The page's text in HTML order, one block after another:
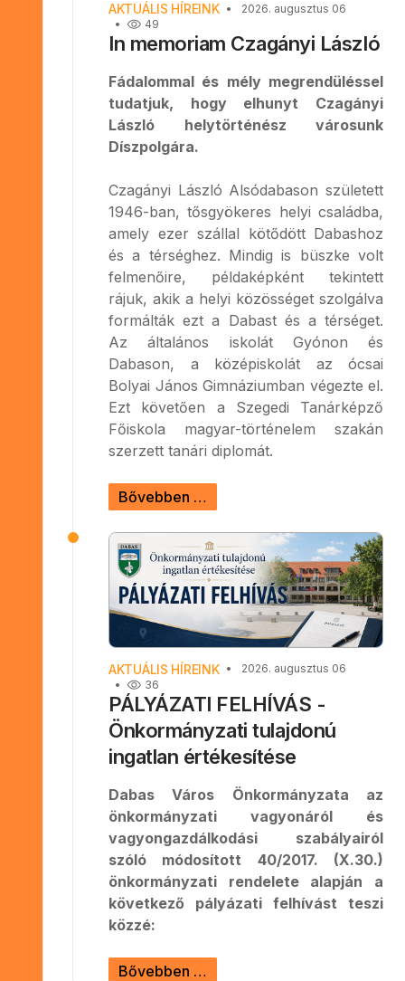
AKTUÁLIS HÍREINK
2026. augusztus 06
49
In memoriam Czagányi László
Fádalommal és mély megrendüléssel
tudatjuk, hogy elhunyt Czagányi
László helytörténész városunk
Díszpolgára.
Czagányi László Alsódabason született
1946-ban, tősgyökeres helyi családba,
amely ezer szállal kötődött Dabashoz
és a térséghez. Mindig is büszke volt
felmenőire, példaképként tekintett
rájuk, akik a helyi közösséget szolgálva
formálták ezt a Dabast és a térséget.
Az általános iskolát Gyónon és
Dabason, a középiskolát az ócsai
Bolyai János Gimnáziumban végezte el.
Ezt követően a Szegedi Tanárképző
Főiskola magyar-történelem szakán
szerzett tanári diplomát.
Bővebben …
AKTUÁLIS HÍREINK
2026. augusztus 06
36
PÁLYÁZATI FELHÍVÁS -
Önkormányzati tulajdonú
ingatlan értékesítése
Dabas Város Önkormányzata az
önkormányzati vagyonáról és
vagyongazdálkodási szabályairól
szóló módosított 40/2017. (X.30.)
önkormányzati rendelete alapján a
következő pályázati felhívást teszi
közzé:
Bővebben …